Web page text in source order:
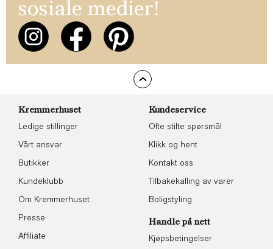
sosiale medier!
Kremmerhuset
Ledige stillinger
Vårt ansvar
Butikker
Kundeklubb
Om Kremmerhuset
Presse
Affiliate
Kundeservice
Ofte stilte spørsmål
Klikk og hent
Kontakt oss
Tilbakekalling av varer
Boligstyling
Handle på nett
Kjøpsbetingelser